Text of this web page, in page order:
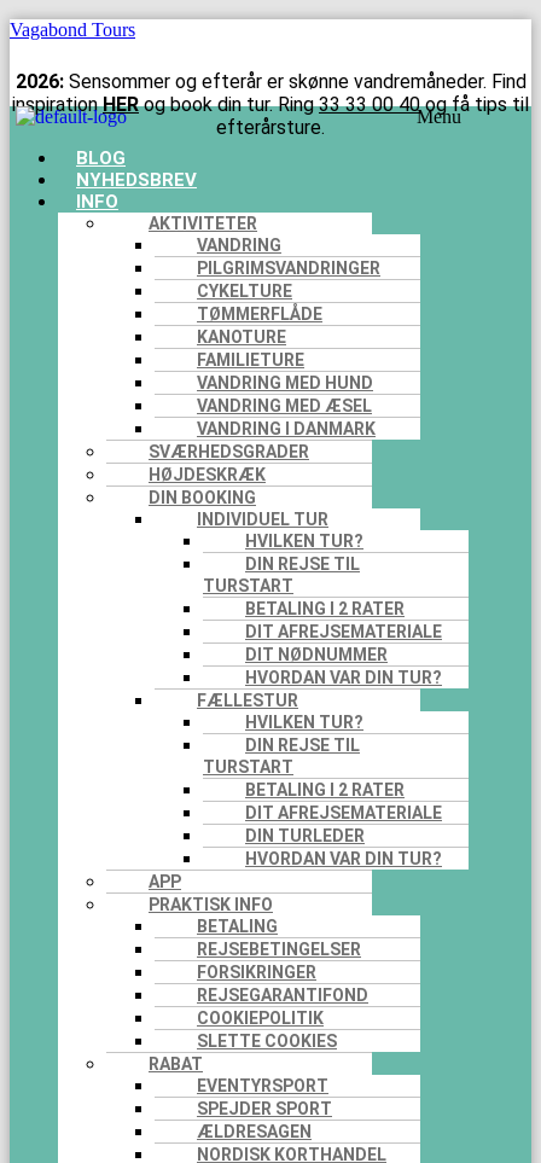
Vagabond Tours
2026:Sensommer og efterår er skønne vandremåneder. Find
inspiration HERog book din tur. Ring33 33 00 40 og få tips til
efterårsture.
Menu
BLOG
NYHEDSBREV
INFO
AKTIVITETER
VANDRING
PILGRIMSVANDRINGER
CYKELTURE
TØMMERFLÅDE
KANOTURE
FAMILIETURE
VANDRING MED HUND
VANDRING MED ÆSEL
VANDRING I DANMARK
SVÆRHEDSGRADER
HØJDESKRÆK
DIN BOOKING
INDIVIDUEL TUR
HVILKEN TUR?
DIN REJSE TIL
TURSTART
BETALING I 2 RATER
DIT AFREJSEMATERIALE
DIT NØDNUMMER
HVORDAN VAR DIN TUR?
FÆLLESTUR
HVILKEN TUR?
DIN REJSE TIL
TURSTART
BETALING I 2 RATER
DIT AFREJSEMATERIALE
DIN TURLEDER
HVORDAN VAR DIN TUR?
APP
PRAKTISK INFO
BETALING
REJSEBETINGELSER
FORSIKRINGER
REJSEGARANTIFOND
COOKIEPOLITIK
SLETTE COOKIES
RABAT
EVENTYRSPORT
SPEJDER SPORT
ÆLDRESAGEN
NORDISK KORTHANDEL